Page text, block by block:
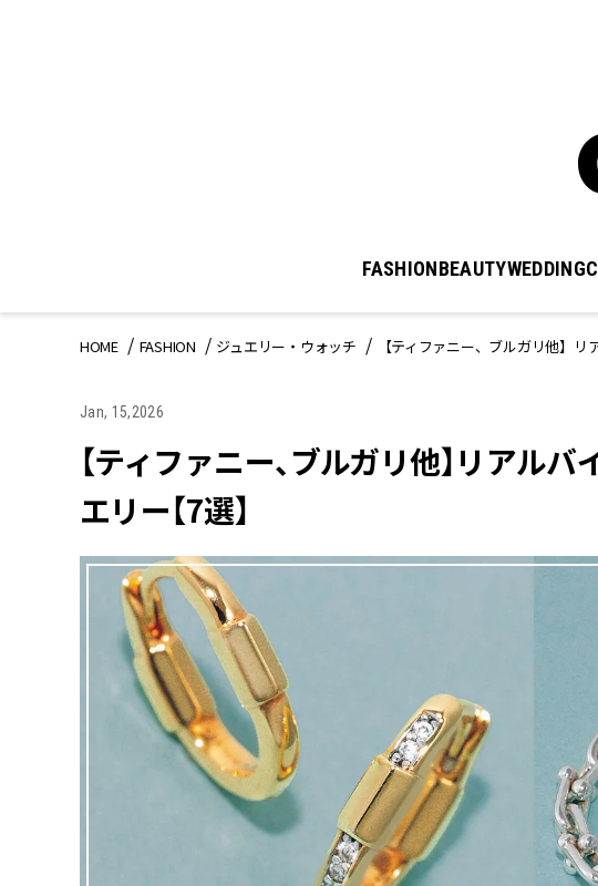
FASHIONBEAUTYWEDDING
HOME FASHION ジュエリー・ウォッチ 【ティファニー、ブルガリ他】リ
Jan, 15,2026
【ティファニー、ブルガリ他】リアル
エリー【7選】